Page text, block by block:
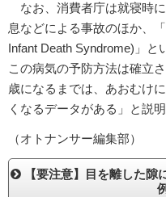
なお、消費者庁は就寝時
息などによる事故のほか、
Infant Death Syndrome)」と
この病気の予防方法は確立
歳になるまでは、あおむけ
くなるデータがある」と説明
（オトナンサー編集部）
【要注意】目を離した